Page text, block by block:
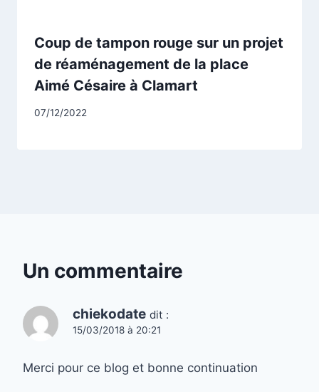
Coup de tampon rouge sur un projet
de réaménagement de la place
Aimé Césaire à Clamart
Par
07/12/2022
Un commentaire
chiekodate dit :
15/03/2018 à 20:21
Merci pour ce blog et bonne continuation